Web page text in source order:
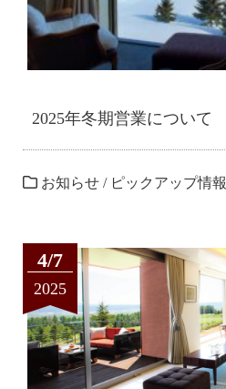
2025年冬期営業について
お知らせ / ピックアップ情報
4/7
2025